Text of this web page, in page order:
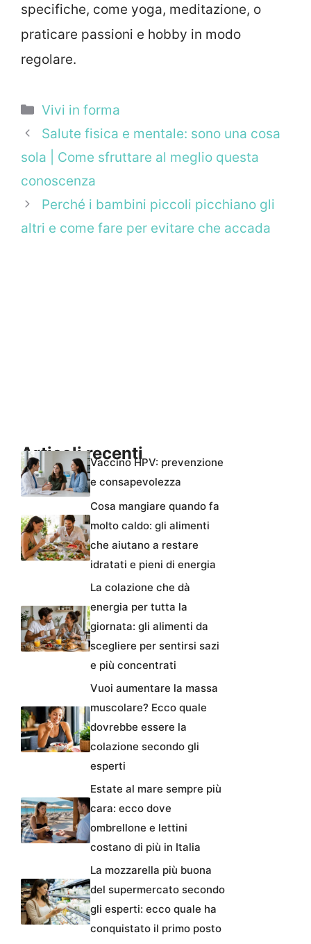
specifiche, come yoga, meditazione, o
praticare passioni e hobby in modo
regolare.
Categorie
Vivi in forma
Salute fisica e mentale: sono una cosa
sola | Come sfruttare al meglio questa
conoscenza
Perché i bambini piccoli picchiano gli
altri e come fare per evitare che accada
Articoli recentiVaccino HPV: prevenzione
e consapevolezza
Cosa mangiare quando fa
molto caldo: gli alimenti
che aiutano a restare
idratati e pieni di energia
La colazione che dà
energia per tutta la
giornata: gli alimenti da
scegliere per sentirsi sazi
e più concentrati
Vuoi aumentare la massa
muscolare? Ecco quale
dovrebbe essere la
colazione secondo gli
esperti
Estate al mare sempre più
cara: ecco dove
ombrellone e lettini
costano di più in Italia
La mozzarella più buona
del supermercato secondo
gli esperti: ecco quale ha
conquistato il primo posto